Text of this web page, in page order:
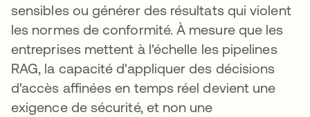
sensibles ou générer des résultats qui violent
les normes de conformité. À mesure que les
entreprises mettent à l'échelle les pipelines
RAG, la capacité d'appliquer des décisions
d'accès affinées en temps réel devient une
exigence de sécurité, et non une